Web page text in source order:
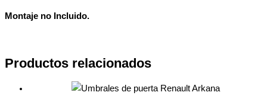
Montaje no Incluido.
Productos relacionados